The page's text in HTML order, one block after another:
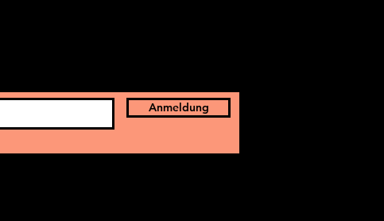
Anmeldung